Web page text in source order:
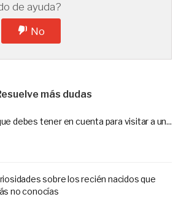
de ayuda?
No
más dudas
debes tener en cuenta para visitar a un...
sobre los recién nacidos que
no conocías